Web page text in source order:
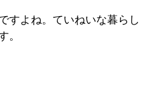
すよね。ていねいな暮らし
。